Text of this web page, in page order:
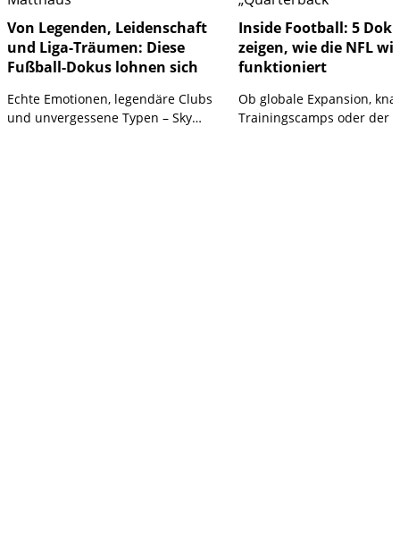
Von Legenden, Leidenschaft
und Liga-Träumen: Diese
Fußball-Dokus lohnen sich
Echte Emotionen, legendäre Clubs
und unvergessene Typen – Sky
Inside Football: 5
zeigen, wie die NFL
funktioniert
Ob globale Expansion,
Trainingscamps oder der